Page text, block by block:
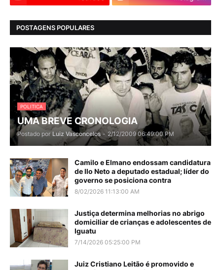
POSTAGENS POPULARES
POLITICA
UMA BREVE CRONOLOGIA
Postado por Luiz Vasconcelos - 2/12/2009 06:49:00 PM
Camilo e Elmano endossam candidatura
de Ilo Neto a deputado estadual; líder do
governo se posiciona contra
8/02/2026 11:13:00 AM
Justiça determina melhorias no abrigo
domiciliar de crianças e adolescentes de
Iguatu
7/14/2026 05:25:00 PM
Juiz Cristiano Leitão é promovido e